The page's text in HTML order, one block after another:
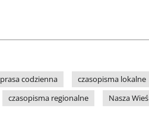
prasa codzienna
czasopisma lokalne
czasopisma regionalne Nasza Wieś